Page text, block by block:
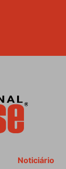
Noticiário